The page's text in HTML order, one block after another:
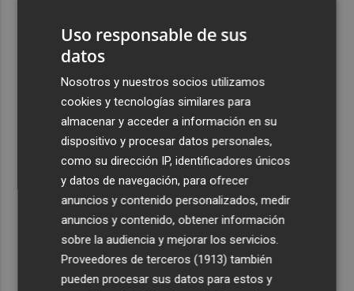
Las '200 vidas' que llevaron a Paco Rabal de Águilas a la
del actor
Mario Domínguez, a un paso del Excelsior Róterdam de
la Eredivisie
Recibe toda la actualidad de
Plaza Podcast en tu correo
Uso responsable de sus
datos
Nosotros y nuestros socios utilizamos
cookies y tecnologías similares para
almacenar y acceder a información en su
dispositivo y procesar datos personales,
como su dirección IP, identificadores únicos
y datos de navegación, para ofrecer
anuncios y contenido personalizados, medir
anuncios y contenido, obtener información
sobre la audiencia y mejorar los servicios.
Proveedores de terceros (1913) también
pueden procesar sus datos para estos y